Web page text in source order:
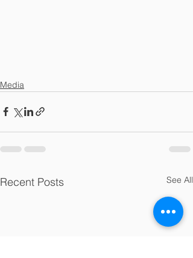
Media
Recent Posts See All